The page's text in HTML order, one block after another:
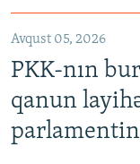
Avqust 05, 2026
PKK-nın
qanun